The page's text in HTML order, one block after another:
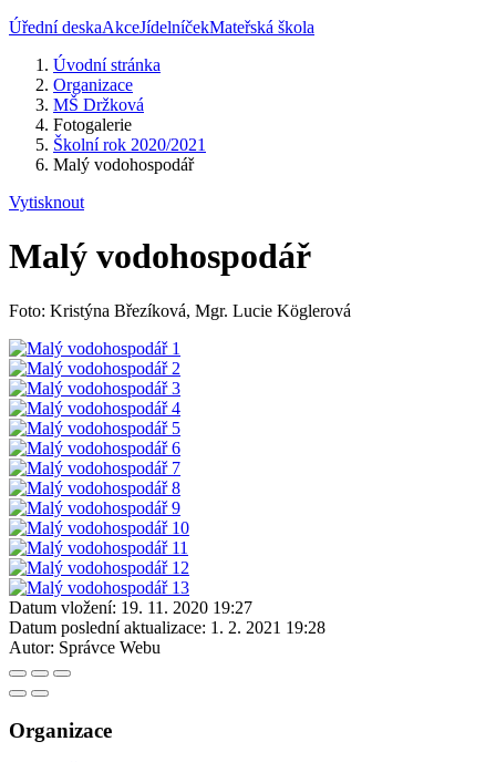
Úřední deskaAkceJídelníčekMateřská škola
Úvodní stránka
Organizace
MŠ Držková
Fotogalerie
Školní rok 2020/2021
Malý vodohospodář
Vytisknout
Malý vodohospodář
Foto: Kristýna Březíková, Mgr. Lucie Köglerová
Datum vložení: 19. 11. 2020 19:27
Datum poslední aktualizace: 1. 2. 2021 19:28
Autor: Správce Webu
Organizace